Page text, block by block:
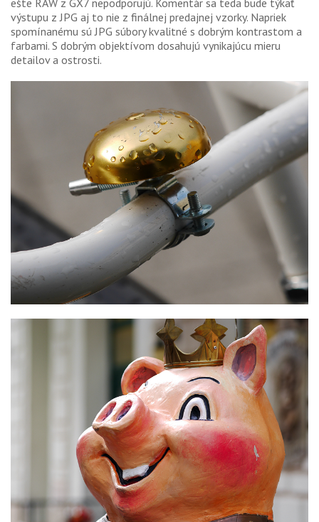
ešte RAW z GX7 nepodporujú. Komentár sa teda bude týkať
výstupu z JPG aj to nie z finálnej predajnej vzorky. Napriek
spomínanému sú JPG súbory kvalitné s dobrým kontrastom a
farbami. S dobrým objektívom dosahujú vynikajúcu mieru
detailov a ostrosti.